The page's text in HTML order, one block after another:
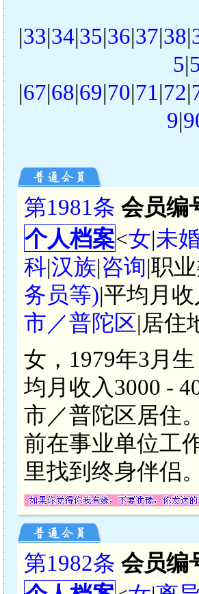
|33|34|35|36|37|38|
5|
|67|68|69|70|71|72|
9|
第1981条 会员编
个人档案<女|未
科|汉族|咨询|职
务员等)|平均月收
市／普陀区|居住
女，1979年3月
均月收入3000 -
市／普陀区居住
前在事业单位工
里找到终身伴侣。
第1982条 会员编